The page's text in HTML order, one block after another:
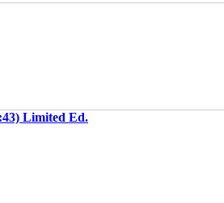
Limited Ed.